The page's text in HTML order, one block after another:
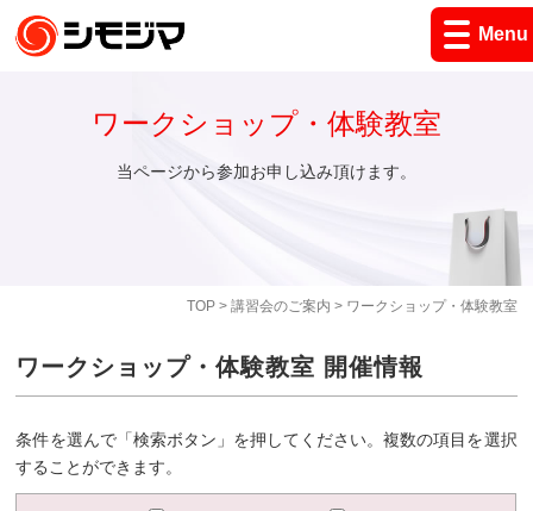
Menu
TOP> 講習会のご案内 > ワークショップ・体験教室
ワークショップ・体験教室
当ページから参加お申し込み頂けます。
ワークショップ・体験教室 開催情報
条件を選んで「検索ボタン」を押してください。複数の項目を選択
することができます。